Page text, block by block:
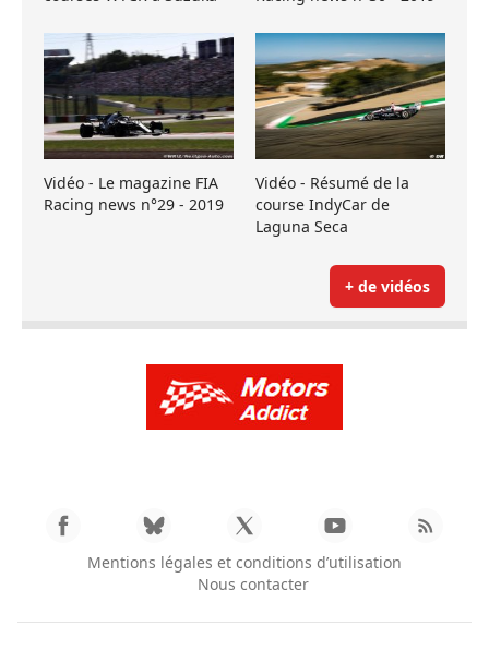
Vidéo - Le magazine FIA
Racing news n°29 - 2019
Vidéo - Résumé de la
course IndyCar de
Laguna Seca
+ de vidéos
Mentions légales et conditions d’utilisation
Nous contacter